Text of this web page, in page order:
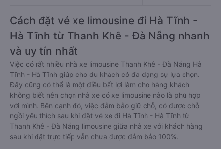
Cách đặt vé xe limousine đi Hà Tĩnh -
Hà Tĩnh từ Thanh Khê - Đà Nẵng nhanh
và uy tín nhất
Việc có rất nhiều nhà xe limousine Thanh Khê - Đà Nẵng Hà
Tĩnh - Hà Tĩnh giúp cho du khách có đa dạng sự lựa chọn.
Đây cũng có thể là một điều bất lợi làm cho hàng khách
không biết nên chọn nhà xe có xe limousine nào là phù hợp
với mình. Bên cạnh đó, việc đảm bảo giữ chỗ, có được chỗ
ngồi yêu thích sau khi đặt vé xe đi Hà Tĩnh - Hà Tĩnh từ
Thanh Khê - Đà Nẵng limousine giữa nhà xe với khách hàng
sau khi đặt trực tiếp vẫn chưa được đảm bảo 100%.